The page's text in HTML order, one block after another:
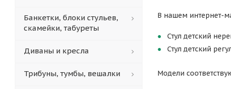
В нашем интернет-
Стул детский
Стул детский
Модели
Банкетки, блоки стульев,
скамейки, табуреты
Диваны и кресла
Трибуны, тумбы, вешалки